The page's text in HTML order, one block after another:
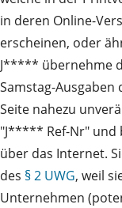
in deren Online-
erscheinen, oder
J***** übernehme
Samstag-
Seite nahezu
"J***** Ref-Nr" und
über das Internet.
des § 2 UWG, weil
Unternehmen